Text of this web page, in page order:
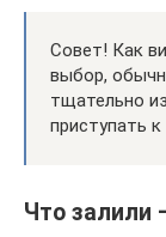
Совет! Как
выбор,
тщательно
приступать
Что залили